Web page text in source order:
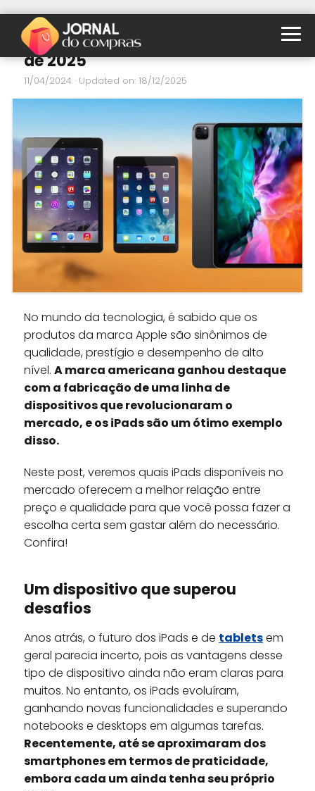
iPad com melhor custo-benefício
de 2025
11/04/2024 · Updated on: 18/12/2025
No mundo da tecnologia, é sabido que os
produtos da marca Apple são sinônimos de
qualidade, prestígio e desempenho de alto
nível. A marca americana ganhou destaque
com a fabricação de uma linha de
dispositivos que revolucionaram o
mercado, e os iPads são um ótimo exemplo
disso.
Neste post, veremos quais iPads disponíveis no
mercado oferecem a melhor relação entre
preço e qualidade para que você possa fazer a
escolha certa sem gastar além do necessário.
Confira!
Um dispositivo que superou
desafios
Anos atrás, o futuro dos iPads e de tabletsem
geral parecia incerto, pois as vantagens desse
tipo de dispositivo ainda não eram claras para
muitos. No entanto, os iPads evoluíram,
ganhando novas funcionalidades e superando
notebooks e desktops em algumas tarefas.
Recentemente, até se aproximaram dos
smartphones em termos de praticidade,
embora cada um ainda tenha seu próprio